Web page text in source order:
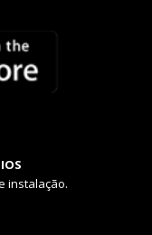
instalação.